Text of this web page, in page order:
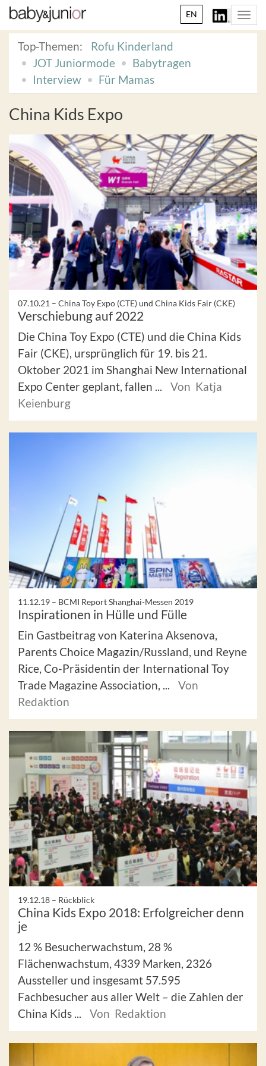
EN
Top-Themen:
Rofu Kinderland
JOT Juniormode
Babytragen
Interview
Für Mamas
China Kids Expo
07.10.21 – China Toy Expo (CTE) und China Kids Fair (CKE)
Verschiebung auf 2022
Die China Toy Expo (CTE) und die China Kids
Fair (CKE), ursprünglich für 19. bis 21.
Oktober 2021 im Shanghai New International
Expo Center geplant, fallen ...
Von Katja
Keienburg
11.12.19 – BCMI Report Shanghai-Messen 2019
Inspirationen in Hülle und Fülle
Ein Gastbeitrag von Katerina Aksenova,
Parents Choice Magazin/Russland, und Reyne
Rice, Co-Präsidentin der International Toy
Trade Magazine Association, ...
Von
Redaktion
19.12.18 – Rückblick
China Kids Expo 2018: Erfolgreicher denn
je
12 % Besucherwachstum, 28 %
Flächenwachstum, 4339 Marken, 2326
Aussteller und insgesamt 57.595
Fachbesucher aus aller Welt – die Zahlen der
China Kids ...
Von Redaktion